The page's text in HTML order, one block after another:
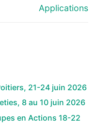
Applications
21-24 juin 2026
8 au 10 juin 2026
en Actions 18-22